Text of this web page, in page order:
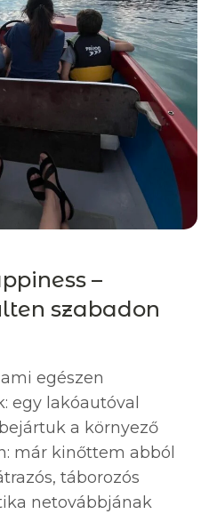
–
szabadon
egészen
egy lakóautóval
a környező
már kinőttem abból
táborozós
netovábbjának